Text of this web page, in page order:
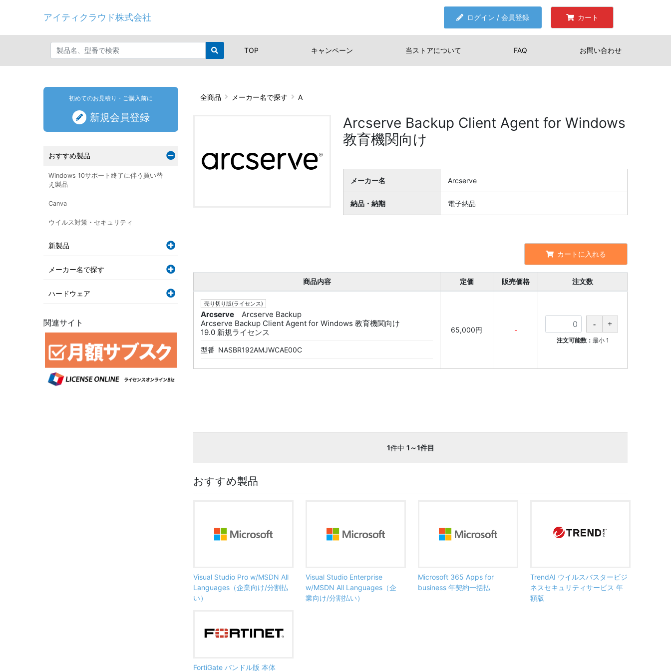
アイティクラウド株式会社 ログイン / 会員登録 カート
TOP キャンペーン 当ストアについて FAQ お問い合わせ
全商品 メーカー名で探す A
Arcserve Backup Client Agent for Windows
教育機関向け
メーカー名 Arcserve
納品・納期 電子納品
カートに入れる
商品内容 定価 販売価格 注文数
売り切り版(ライセンス)
Arcserve
Arcserve Backup
Arcserve Backup Client Agent for Windows 教育機関向け
19.0 新規ライセンス
型番 NASBR192AMJWCAE00C
65,000円 -
注文可能数： 最小 1
1件中 1～1件目
おすすめ製品
Visual Studio Pro w/MSDN All
Languages（企業向け/分割払
い）
Visual Studio Enterprise
w/MSDN All Languages（企
業向け/分割払い）
Microsoft 365 Apps for
business 年契約一括払
TrendAI ウイルスバスタービジ
ネスセキュリティサービス 年
額版
FortiGate バンドル版 本体
初めてのお見積り・ご購入前に
新規会員登録
おすすめ製品
Windows 10サポート終了に伴う買い替
え製品
Canva
ウイルス対策・セキュリティ
新製品
メーカー名で探す
ハードウェア
関連サイト